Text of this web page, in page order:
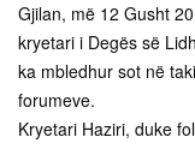
Gjilan, më 12 Gusht
kryetari i Degës së
ka mbledhur sot në
forumeve.
Kryetari Haziri, duke